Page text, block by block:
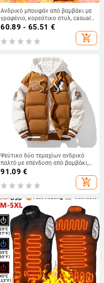
Ανδρικό μπουφάν από βαμβάκι με
γραφένιο, κορεάτικο στυλ, casual,
με κουκούλα, παχύ, ζεστό
βαμβακερό μπουφάν, ανδρικό
μαύρο, χρυσό βαμβακερό γιλέκο
60.89 - 65.51 €
add_shopping_cart
Ψεύτικο δύο τεμαχίων ανδρικό
παλτό με επένδυση από βαμβάκι,
χειμωνιάτικο, ζεστό, κορεάτικο
στυλ, μοντέρνο παλτό Harajuku
Hong Kong σε εθνικό στυλ, με
91.09 €
add_shopping_cart